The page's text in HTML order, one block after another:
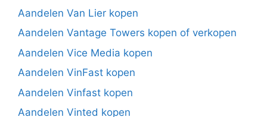
Aandelen Van Lier kopen
Aandelen Vantage Towers kopen of verkopen
Aandelen Vice Media kopen
Aandelen VinFast kopen
Aandelen Vinfast kopen
Aandelen Vinted kopen